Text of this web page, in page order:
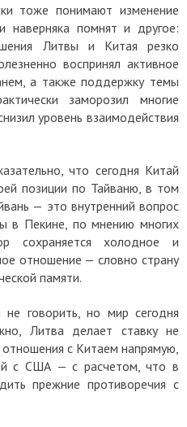
тоже понимают изменение
наверняка помнят и другое:
Литвы и Китая резко
воспринял активное
а также поддержку темы
заморозил многие
уровень взаимодействия
что сегодня Китай
позиции по Тайваню, в том
— это внутренний вопрос
в Пекине, по мнению многих
сохраняется холодное и
отношение — словно страну
памяти.
говорить, но мир сегодня
Литва делает ставку не
с Китаем напрямую,
с США — с расчетом, что в
прежние противоречия с